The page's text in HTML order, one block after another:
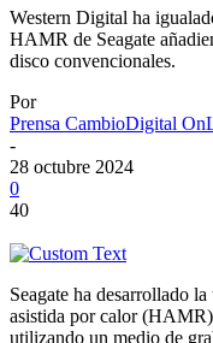
Western Digital ha
HAMR de Seagate
disco convencionales.
Por
Prensa CambioDigital
-
28 octubre 2024
0
40
Seagate ha desarrollado
asistida por calor (HAMR)
utilizando un medio de